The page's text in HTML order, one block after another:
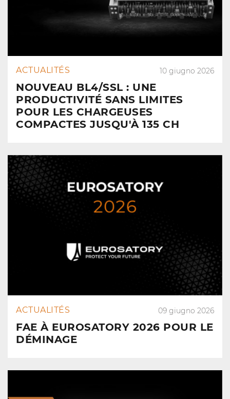
ACTUALITÉS 10 giugno 2026
NOUVEAU BL4/SSL : UNE
PRODUCTIVITÉ SANS LIMITES
POUR LES CHARGEUSES
COMPACTES JUSQU'À 135 CH
ACTUALITÉS 09 giugno 2026
FAE À EUROSATORY 2026 POUR LE
DÉMINAGE